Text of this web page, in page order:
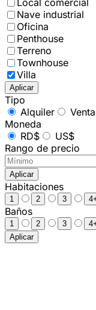
Local comercial
Nave industrial
Oficina
Penthouse
Terreno
Townhouse
Villa
Aplicar
Tipo
Alquiler
Venta
Moneda
RD$
US$
Rango de precio
Aplicar
Habitaciones
1 2 3
Baños
1 2 3
Aplicar